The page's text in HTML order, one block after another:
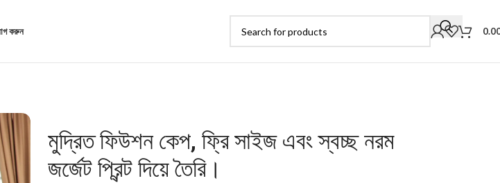
করুন
মুদ্রিত ফিউশন কেপ, ফ্রি সাইজ এবং স্বচ্ছ নরম
জর্জেট প্রিন্ট দিয়ে তৈরি।